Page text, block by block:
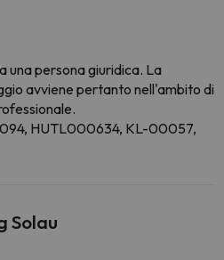
una persona giuridica. La
avviene pertanto nell'ambito di
HUTL000634, KL-00057,
Solau